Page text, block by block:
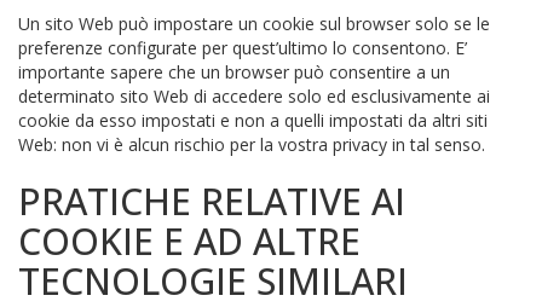
Un sito Web può impostare un cookie sul browser solo se le
preferenze configurate per quest’ultimo lo consentono. E’
importante sapere che un browser può consentire a un
determinato sito Web di accedere solo ed esclusivamente ai
cookie da esso impostati e non a quelli impostati da altri siti
Web: non vi è alcun rischio per la vostra privacy in tal senso.
PRATICHE RELATIVE AI
COOKIE E AD ALTRE
TECNOLOGIE SIMILARI